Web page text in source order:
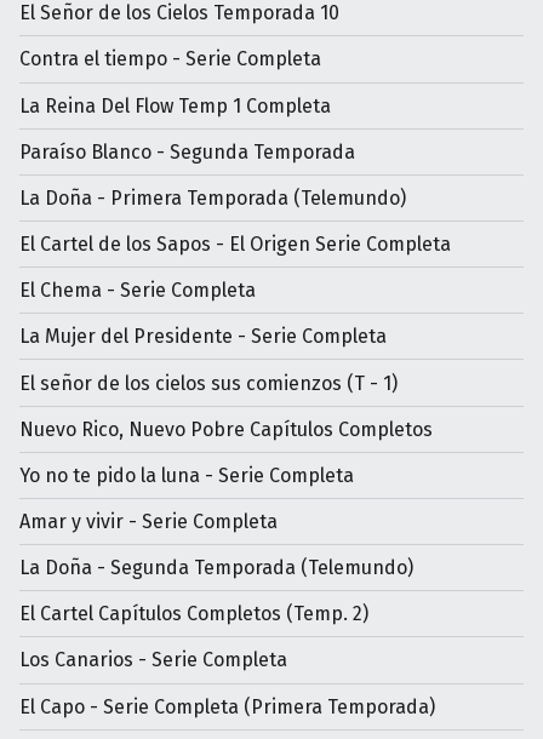
El Señor de los Cielos Temporada 10
Contra el tiempo - Serie Completa
La Reina Del Flow Temp 1 Completa
Paraíso Blanco - Segunda Temporada
La Doña - Primera Temporada (Telemundo)
El Cartel de los Sapos - El Origen Serie Completa
El Chema - Serie Completa
La Mujer del Presidente - Serie Completa
El señor de los cielos sus comienzos (T - 1)
Nuevo Rico, Nuevo Pobre Capítulos Completos
Yo no te pido la luna - Serie Completa
Amar y vivir - Serie Completa
La Doña - Segunda Temporada (Telemundo)
El Cartel Capítulos Completos (Temp. 2)
Los Canarios - Serie Completa
El Capo - Serie Completa (Primera Temporada)